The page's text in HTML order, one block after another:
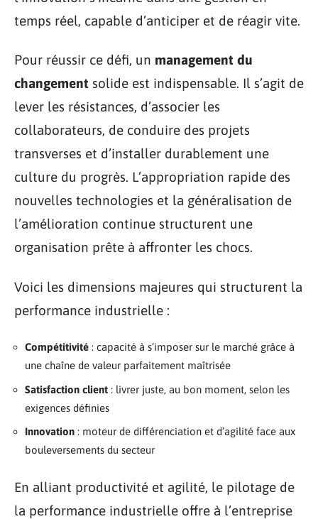
temps réel, capable d’anticiper et de réagir vite.
Pour réussir ce défi, un management du
changement solide est indispensable. Il s’agit de
lever les résistances, d’associer les
collaborateurs, de conduire des projets
transverses et d’installer durablement une
culture du progrès. L’appropriation rapide des
nouvelles technologies et la généralisation de
l’amélioration continue structurent une
organisation prête à affronter les chocs.
Voici les dimensions majeures qui structurent la
performance industrielle :
Compétitivité : capacité à s’imposer sur le marché grâce à
une chaîne de valeur parfaitement maîtrisée
Satisfaction client : livrer juste, au bon moment, selon les
exigences définies
Innovation : moteur de différenciation et d’agilité face aux
bouleversements du secteur
En alliant productivité et agilité, le pilotage de
la performance industrielle offre à l’entreprise